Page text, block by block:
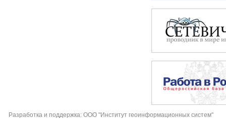
Разработка и поддержка: ООО "Институт геоинформационных систем"